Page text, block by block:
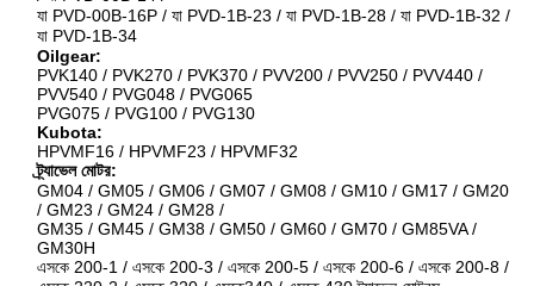
যা PVD-00B-16P / যা PVD-1B-23 / যা PVD-1B-28 / যা PVD-1B-32 /
যা PVD-1B-34
Oilgear:
PVK140 / PVK270 / PVK370 / PVV200 / PVV250 / PVV440 /
PVV540 / PVG048 / PVG065
PVG075 / PVG100 / PVG130
Kubota:
HPVMF16 / HPVMF23 / HPVMF32
ট্র্যাভেল মোটর:
GM04 / GM05 / GM06 / GM07 / GM08 / GM10 / GM17 / GM20
/ GM23 / GM24 / GM28 /
GM35 / GM45 / GM38 / GM50 / GM60 / GM70 / GM85VA /
GM30H
এসকে 200-1 / এসকে 200-3 / এসকে 200-5 / এসকে 200-6 / এসকে 200-8 /